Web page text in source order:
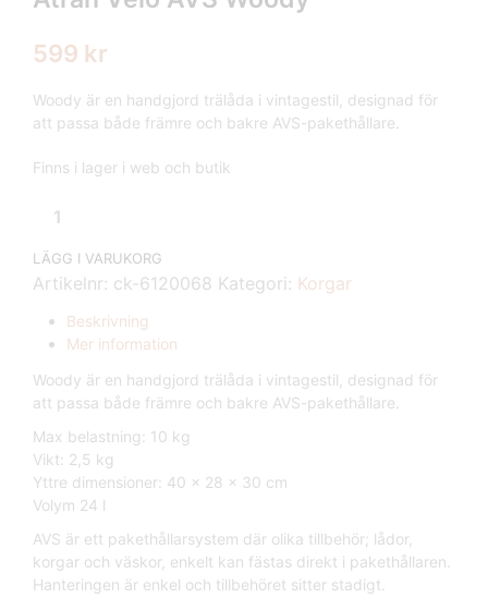
599 kr
Woody är en handgjord trälåda i vintagestil, designad för
att passa både främre och bakre AVS-pakethållare.
Finns i lager i web och butik
LÄGG I VARUKORG
Artikelnr: ck-6120068 Kategori: Korgar
Beskrivning
Mer information
Woody är en handgjord trälåda i vintagestil, designad för
att passa både främre och bakre AVS-pakethållare.
Max belastning: 10 kg
Vikt: 2,5 kg
Yttre dimensioner: 40 x 28 x 30 cm
Volym 24 l
AVS är ett pakethållarsystem där olika tillbehör; lådor,
korgar och väskor, enkelt kan fästas direkt i pakethållaren.
Hanteringen är enkel och tillbehöret sitter stadigt.